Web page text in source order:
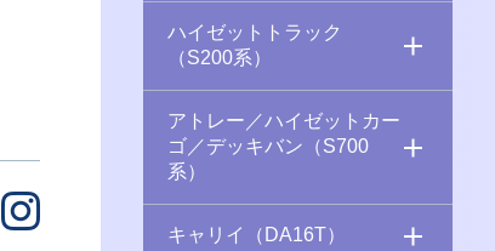
ハイゼットトラック
（S200系）
アトレー／ハイゼットカー
ゴ／デッキバン（S700
系）
キャリイ（DA16T）